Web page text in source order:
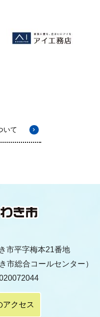
いて
市平字梅本21番地
市総合コールセンター）
アクセス